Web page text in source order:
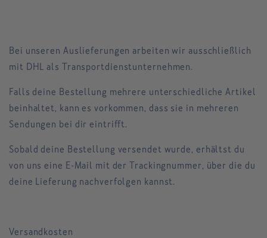
Bei unseren Auslieferungen arbeiten wir ausschließlich
mit DHL als Transportdienstunternehmen.
Falls deine Bestellung mehrere unterschiedliche Artikel
beinhaltet, kann es vorkommen, dass sie in mehreren
Sendungen bei dir eintrifft.
Sobald deine Bestellung versendet wurde, erhältst du
von uns eine E-Mail mit der Trackingnummer, über die du
deine Lieferung nachverfolgen kannst.
Versandkosten